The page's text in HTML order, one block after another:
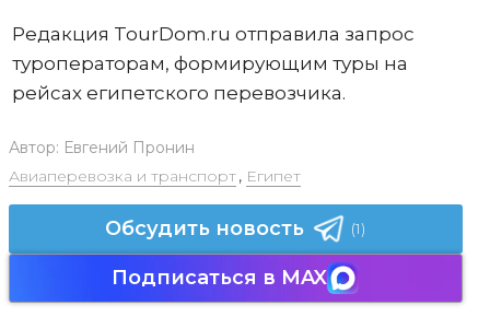
Редакция TourDom.ru отправила запрос
туроператорам, формирующим туры на
рейсах египетского перевозчика.
Автор: Евгений Пронин
Авиаперевозка и транспорт, Египет
Обсудить новость (1)
Подписаться в MAX